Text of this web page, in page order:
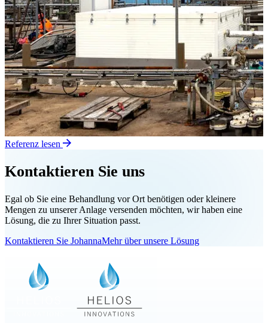
Referenz lesen
Kontaktieren Sie uns
Egal ob Sie eine Behandlung vor Ort benötigen oder kleinere
Mengen zu unserer Anlage versenden möchten, wir haben eine
Lösung, die zu Ihrer Situation passt.
Kontaktieren Sie JohannaMehr über unsere Lösung